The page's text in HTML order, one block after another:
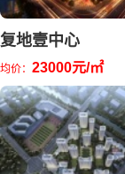
复地壹中心
均价： 23000元/㎡